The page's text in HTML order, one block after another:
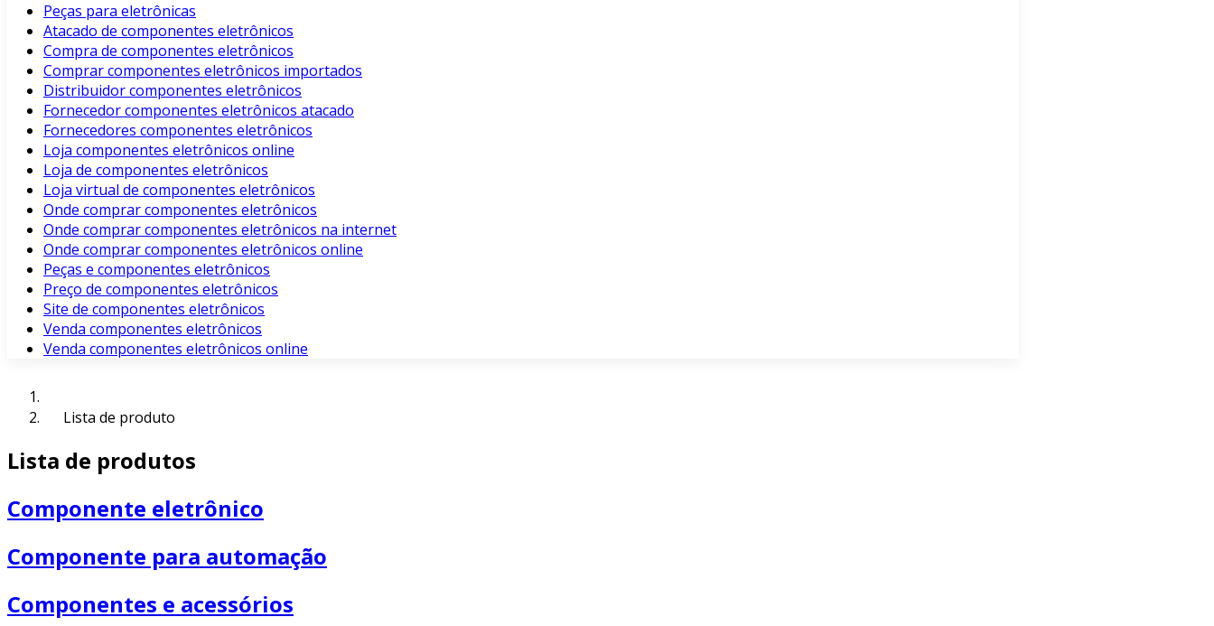
Peças para eletrônicas
Atacado de componentes eletrônicos
Compra de componentes eletrônicos
Comprar componentes eletrônicos importados
Distribuidor componentes eletrônicos
Fornecedor componentes eletrônicos atacado
Fornecedores componentes eletrônicos
Loja componentes eletrônicos online
Loja de componentes eletrônicos
Loja virtual de componentes eletrônicos
Onde comprar componentes eletrônicos
Onde comprar componentes eletrônicos na internet
Onde comprar componentes eletrônicos online
Peças e componentes eletrônicos
Preço de componentes eletrônicos
Site de componentes eletrônicos
Venda componentes eletrônicos
Venda componentes eletrônicos online
Lista de produto
Lista de produtos
Componente eletrônico
Componente para automação
Componentes e acessórios